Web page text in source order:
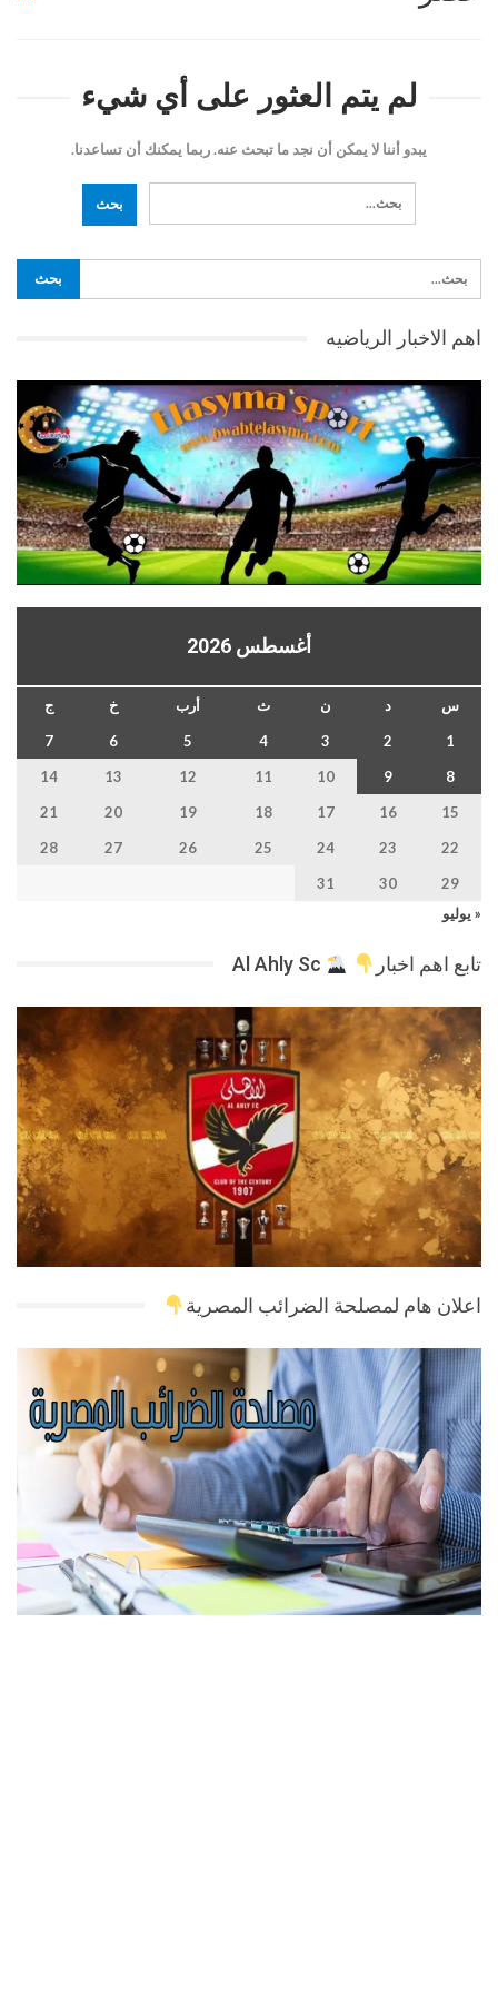
لم يتم العثور على أي شيء
يبدو أننا لا يمكن أن نجد ما تبحث عنه. ربما يمكنك أن تساعدنا.
اهم الاخبار الرياضيه
أغسطس 2026
س د ن ث أرب خ
ج
1
2
3
4
5
6
7
8
9
10
11
12
13
14
15
16
17
18
19
20
21
22
23
24
25
26
27
28
29
30
31
« يوليو
تابع اهم اخبار
اعلان هام لمصلحة الضرائب المصرية